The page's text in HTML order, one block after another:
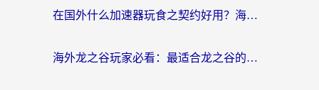
在国外什么加速器玩食之契约好用？海外党亲测有效的国服游戏加速指南
海外龙之谷玩家必看：最适合龙之谷的加速器，解决延迟卡顿还能畅玩幻书启示录和梦幻西游？